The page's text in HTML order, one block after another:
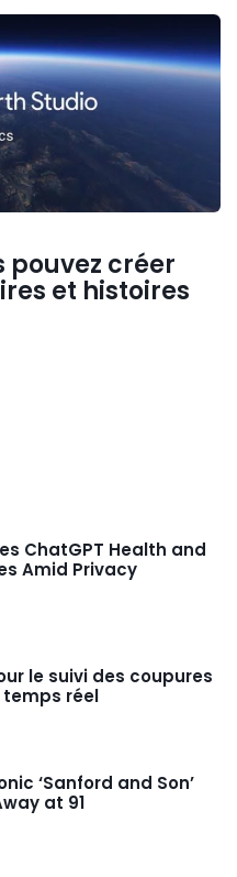
pouvez créer
et histoires
ChatGPT Health and
Amid Privacy
le suivi des coupures
temps réel
‘Sanford and Son’
at 91